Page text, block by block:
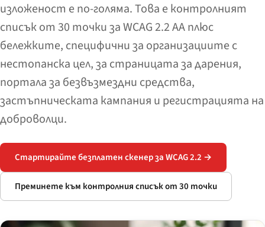
изложеност е по-голяма. Това е контролният
списък от 30 точки за WCAG 2.2 AA плюс
бележките, специфични за организациите с
нестопанска цел, за страницата за дарения,
портала за безвъзмездни средства,
застъпническата кампания и регистрацията на
доброволци.
Стартирайте безплатен скенер за WCAG 2.2 →
Преминете към контролния списък от 30 точки